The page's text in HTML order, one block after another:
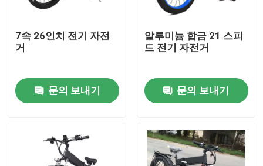
집
7속 26인치 전기 자전
거
문의 보내기
알루미늄 합금 21 스피
드 전기 자전거
문의 보내기